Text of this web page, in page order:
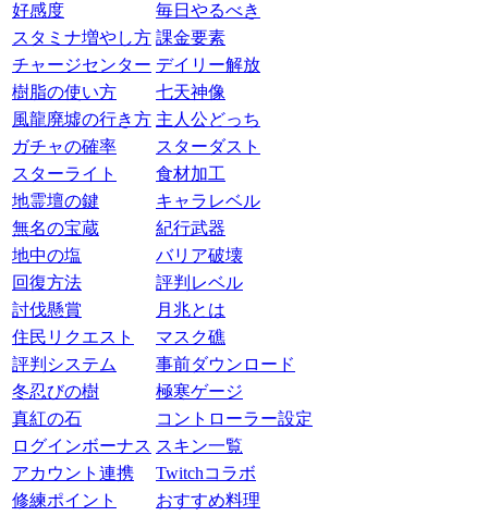
好感度
毎日やるべき
スタミナ増やし方 課金要素
チャージセンター デイリー解放
樹脂の使い方
七天神像
風龍廃墟の行き方 主人公どっち
ガチャの確率
スターダスト
スターライト
食材加工
地霊壇の鍵
キャラレベル
無名の宝蔵
紀行武器
地中の塩
バリア破壊
回復方法
評判レベル
討伐懸賞
月兆とは
住民リクエスト
マスク礁
評判システム
事前ダウンロード
冬忍びの樹
極寒ゲージ
真紅の石
コントローラー設定
ログインボーナス スキン一覧
アカウント連携
Twitchコラボ
修練ポイント
おすすめ料理